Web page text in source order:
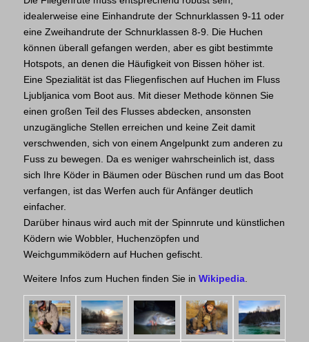
idealerweise eine Einhandrute der Schnurklassen 9-11 oder
eine Zweihandrute der Schnurklassen 8-9. Die Huchen
können überall gefangen werden, aber es gibt bestimmte
Hotspots, an denen die Häufigkeit von Bissen höher ist.
Eine Spezialität ist das Fliegenfischen auf Huchen im Fluss
Ljubljanica vom Boot aus. Mit dieser Methode können Sie
einen großen Teil des Flusses abdecken, ansonsten
unzugängliche Stellen erreichen und keine Zeit damit
verschwenden, sich von einem Angelpunkt zum anderen zu
Fuss zu bewegen. Da es weniger wahrscheinlich ist, dass
sich Ihre Köder in Bäumen oder Büschen rund um das Boot
verfangen, ist das Werfen auch für Anfänger deutlich
einfacher.
Darüber hinaus wird auch mit der Spinnrute und künstlichen
Ködern wie Wobbler, Huchenzöpfen und
Weichgummiködern auf Huchen gefischt.
Weitere Infos zum Huchen finden Sie in Wikipedia.